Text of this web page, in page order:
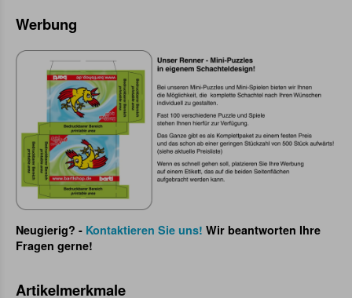
Werbung
Neugierig? - Kontaktieren Sie uns! Wir beantworten Ihre
Fragen gerne!
Artikelmerkmale